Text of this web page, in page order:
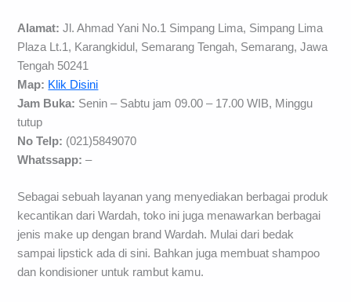
Alamat:Jl. Ahmad Yani No.1 Simpang Lima, Simpang Lima
Plaza Lt.1, Karangkidul, Semarang Tengah, Semarang, Jawa
Tengah 50241
Map: Klik Disini
Jam Buka: Senin – Sabtu jam 09.00 – 17.00 WIB, Minggu
tutup
No Telp: (021)5849070
Whatssapp: –
Sebagai sebuah layanan yang menyediakan berbagai produk
kecantikan dari Wardah, toko ini juga menawarkan berbagai
jenis make up dengan brand Wardah. Mulai dari bedak
sampai lipstick ada di sini. Bahkan juga membuat shampoo
dan kondisioner untuk rambut kamu.